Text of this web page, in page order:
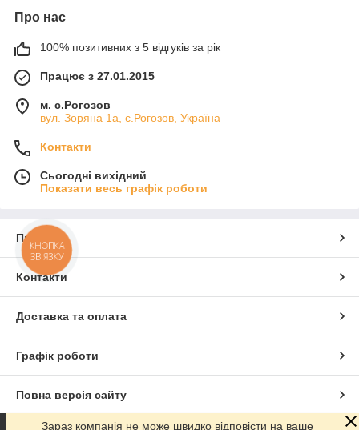
Про нас
100% позитивних з 5 відгуків за рік
Працює з 27.01.2015
м. с.Рогозов
вул. Зоряна 1а, с.Рогозов, Україна
Контакти
Сьогодні вихідний
Показати весь графік роботи
Про нас
Контакти
Доставка та оплата
Графік роботи
Повна версія сайту
Зараз компанія не може швидко відповісти на ваше
КНОПКА
ЗВ'ЯЗКУ